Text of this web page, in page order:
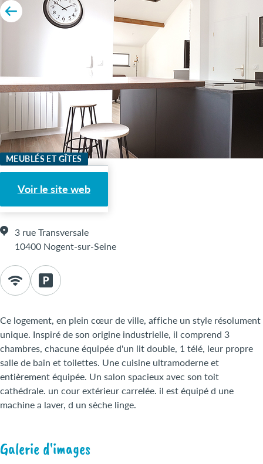
MEUBLÉS ET GÎTES
Voir le site web
Factory
3 rue Transversale
10400 Nogent-sur-Seine
Ce logement, en plein cœur de ville, affiche un style résolument
unique. Inspiré de son origine industrielle, il comprend 3
chambres, chacune équipée d'un lit double, 1 télé, leur propre
salle de bain et toilettes. Une cuisine ultramoderne et
entièrement équipée. Un salon spacieux avec son toit
cathédrale. un cour extérieur carrelée. il est équipé d une
machine a laver, d un sèche linge.
Galerie d'images